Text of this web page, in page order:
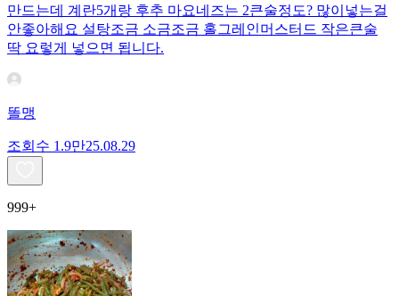
만드는데 계란5개랑 후추 마요네즈는 2큰술정도? 많이넣는걸
안좋아해요 설탕조금 소금조금 홀그레인머스터드 작은큰술
딱 요렇게 넣으면 됩니다.
똘맹
조회수 1.9만25.08.29
999+